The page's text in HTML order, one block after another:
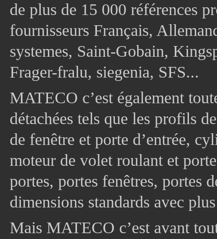
de plus de 15 000 références
fournisseurs Français,
systemes, Saint-Gobain,
Frager-fralu, siegenia, SFS...
MATECO c’est également
détachées tels que les profils
de fenêtre et porte d’entrée,
moteur de volet roulant et
portes, portes fenêtres, portes
dimensions standards avec
Mais MATECO c’est avant